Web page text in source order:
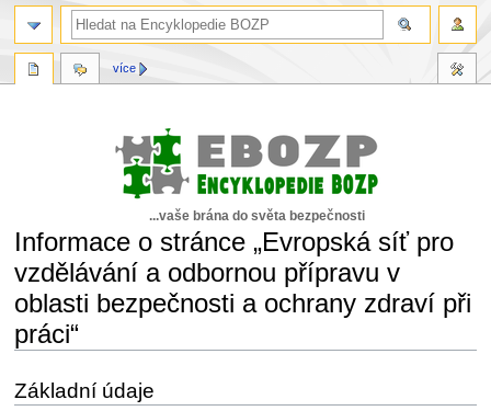
...vaše brána do světa bezpečnosti
Informace o stránce „Evropská síť pro
vzdělávání a odbornou přípravu v
oblasti bezpečnosti a ochrany zdraví při
práci“
na
na
Základní údaje
více